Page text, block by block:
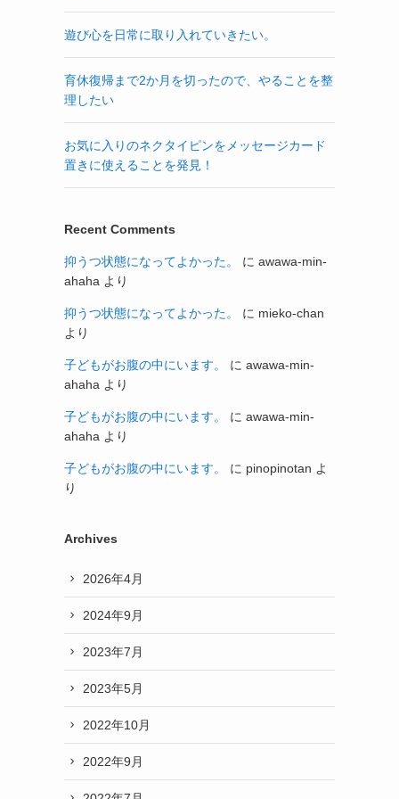
遊び心を日常に取り入れていきたい。
育休復帰まで2か月を切ったので、やることを整
理したい
お気に入りのネクタイピンをメッセージカード
置きに使えることを発見！
Recent Comments
抑うつ状態になってよかった。 に awawa-min-
ahaha より
抑うつ状態になってよかった。 に mieko-chan
より
子どもがお腹の中にいます。 に awawa-min-
ahaha より
子どもがお腹の中にいます。 に awawa-min-
ahaha より
子どもがお腹の中にいます。 に pinopinotan よ
り
Archives
2026年4月
2024年9月
2023年7月
2023年5月
2022年10月
2022年9月